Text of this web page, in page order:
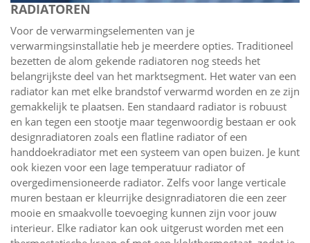
RADIATOREN
Voor de verwarmingselementen van je
verwarmingsinstallatie heb je meerdere opties. Traditioneel
bezetten de alom gekende radiatoren nog steeds het
belangrijkste deel van het marktsegment. Het water van een
radiator kan met elke brandstof verwarmd worden en ze zijn
gemakkelijk te plaatsen. Een standaard radiator is robuust
en kan tegen een stootje maar tegenwoordig bestaan er ook
designradiatoren zoals een flatline radiator of een
handdoekradiator met een systeem van open buizen. Je kunt
ook kiezen voor een lage temperatuur radiator of
overgedimensioneerde radiator. Zelfs voor lange verticale
muren bestaan er kleurrijke designradiatoren die een zeer
mooie en smaakvolle toevoeging kunnen zijn voor jouw
interieur. Elke radiator kan ook uitgerust worden met een